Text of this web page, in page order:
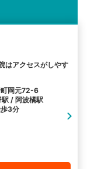
はアクセスがしやす
町岡元72-6
/ 阿波橘駅
3分